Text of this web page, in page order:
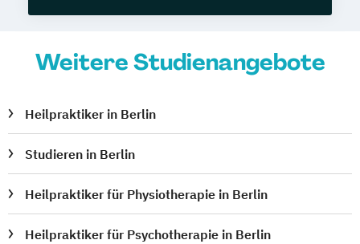
Weitere Studienangebote
Heilpraktiker in Berlin
Studieren in Berlin
Heilpraktiker für Physiotherapie in Berlin
Heilpraktiker für Psychotherapie in Berlin